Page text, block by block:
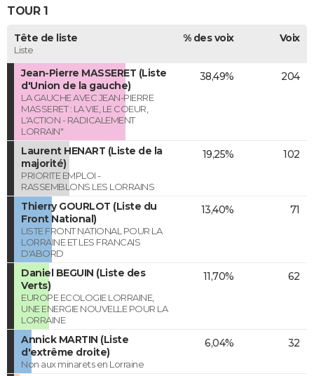
TOUR 1
Tête de liste
Liste
% des voix Voix
Jean-Pierre MASSERET (Liste
d'Union de la gauche)
LA GAUCHE AVEC JEAN-PIERRE
MASSERET : LA VIE, LE COEUR,
L'ACTION - RADICALEMENT
LORRAIN"
38,49% 204
Laurent HENART (Liste de la
majorité)
PRIORITE EMPLOI -
RASSEMBLONS LES LORRAINS
19,25% 102
Thierry GOURLOT (Liste du
Front National)
LISTE FRONT NATIONAL POUR LA
LORRAINE ET LES FRANCAIS
D'ABORD
13,40% 71
Daniel BEGUIN (Liste des
Verts)
EUROPE ECOLOGIE LORRAINE,
UNE ENERGIE NOUVELLE POUR LA
LORRAINE
11,70% 62
Annick MARTIN (Liste
d'extrême droite)
Non aux minarets en Lorraine
6,04% 32